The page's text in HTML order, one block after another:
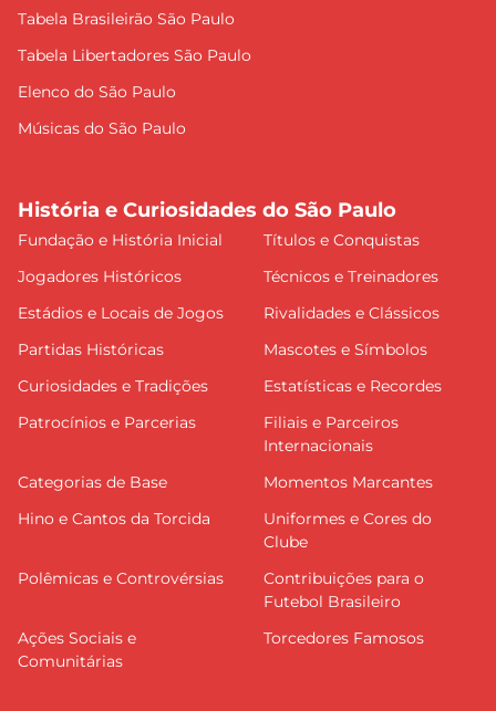
Tabela Brasileirão São Paulo
Tabela Libertadores São Paulo
Elenco do São Paulo
Músicas do São Paulo
História e Curiosidades do São Paulo
Fundação e História Inicial
Títulos e Conquistas
Jogadores Históricos
Técnicos e Treinadores
Estádios e Locais de Jogos
Rivalidades e Clássicos
Partidas Históricas
Mascotes e Símbolos
Curiosidades e Tradições
Estatísticas e Recordes
Patrocínios e Parcerias
Filiais e Parceiros
Internacionais
Categorias de Base
Momentos Marcantes
Hino e Cantos da Torcida
Uniformes e Cores do
Clube
Polêmicas e Controvérsias
Contribuições para o
Futebol Brasileiro
Ações Sociais e
Comunitárias
Torcedores Famosos